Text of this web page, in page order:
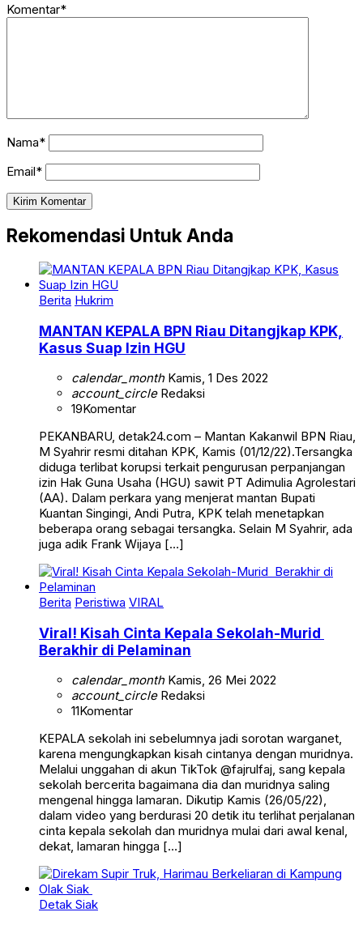
Komentar*
Nama*
Email*
Rekomendasi Untuk Anda
Berita Hukrim
MANTAN KEPALA BPN Riau Ditangjkap KPK,
Kasus Suap Izin HGU
calendar_monthKamis, 1 Des 2022
account_circleRedaksi
19Komentar
PEKANBARU, detak24.com – Mantan Kakanwil BPN Riau,
M Syahrir resmi ditahan KPK, Kamis (01/12/22).Tersangka
diduga terlibat korupsi terkait pengurusan perpanjangan
izin Hak Guna Usaha (HGU) sawit PT Adimulia Agrolestari
(AA). Dalam perkara yang menjerat mantan Bupati
Kuantan Singingi, Andi Putra, KPK telah menetapkan
beberapa orang sebagai tersangka. Selain M Syahrir, ada
juga adik Frank Wijaya […]
Berita Peristiwa VIRAL
Viral! Kisah Cinta Kepala Sekolah-Murid
Berakhir di Pelaminan
calendar_monthKamis, 26 Mei 2022
account_circleRedaksi
11Komentar
KEPALA sekolah ini sebelumnya jadi sorotan warganet,
karena mengungkapkan kisah cintanya dengan muridnya.
Melalui unggahan di akun TikTok @fajrulfaj, sang kepala
sekolah bercerita bagaimana dia dan muridnya saling
mengenal hingga lamaran. Dikutip Kamis (26/05/22),
dalam video yang berdurasi 20 detik itu terlihat perjalanan
cinta kepala sekolah dan muridnya mulai dari awal kenal,
dekat, lamaran hingga […]
Detak Siak